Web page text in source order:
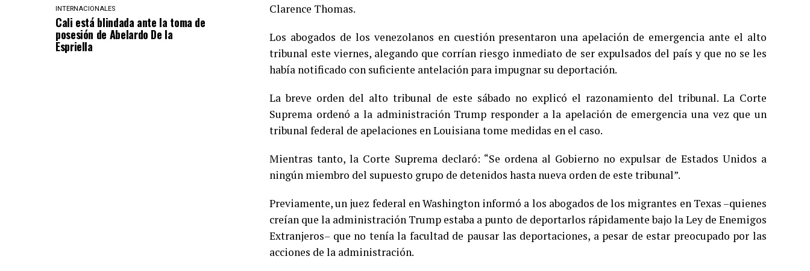
INTERNACIONALES
Cali está blindada ante la toma de
posesión de Abelardo De la
Espriella
Clarence Thomas.
Los abogados de los venezolanos en cuestión presentaron una apelación de emergencia ante el alto
tribunal este viernes, alegando que corrían riesgo inmediato de ser expulsados ​​del país y que no se les
había notificado con suficiente antelación para impugnar su deportación.
La breve orden del alto tribunal de este sábado no explicó el razonamiento del tribunal. La Corte
Suprema ordenó a la administración Trump responder a la apelación de emergencia una vez que un
tribunal federal de apelaciones en Louisiana tome medidas en el caso.
Mientras tanto, la Corte Suprema declaró: “Se ordena al Gobierno no expulsar de Estados Unidos a
ningún miembro del supuesto grupo de detenidos hasta nueva orden de este tribunal”.
Previamente, un juez federal en Washington informó a los abogados de los migrantes en Texas –quienes
creían que la administración Trump estaba a punto de deportarlos rápidamente bajo la Ley de Enemigos
Extranjeros– que no tenía la facultad de pausar las deportaciones, a pesar de estar preocupado por las
acciones de la administración.